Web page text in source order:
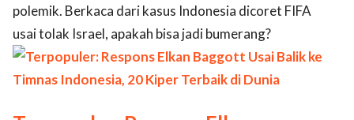
polemik. Berkaca dari kasus Indonesia dicoret FIFA
usai tolak Israel, apakah bisa jadi bumerang?